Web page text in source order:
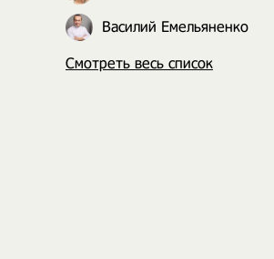
Василий Емельяненко
Смотреть весь список